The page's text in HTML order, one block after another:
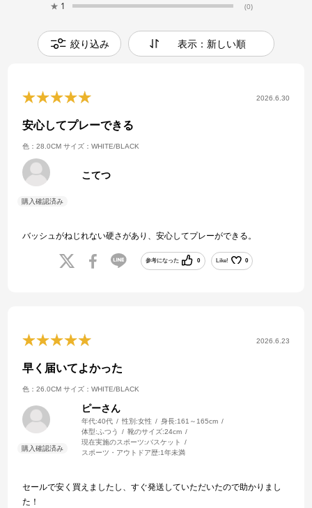
★ 1 (0)
絞り込み 表示：新しい順
2026.6.30
安心してプレーできる
色：28.0CM サイズ：WHITE/BLACK
こてつ
バッシュがねじれない硬さがあり、安心してプレーができる。
参考になった 0 Like! 0
2026.6.23
早く届いてよかった
色：26.0CM サイズ：WHITE/BLACK
ピーさん
年代:40代 性別:女性 身長:161～165cm
体型:ふつう 靴のサイズ:24cm
現在実施のスポーツ:バスケット
スポーツ・アウトドア歴:1年未満
セールで安く買えましたし、すぐ発送していただいたので助かりまし
た！